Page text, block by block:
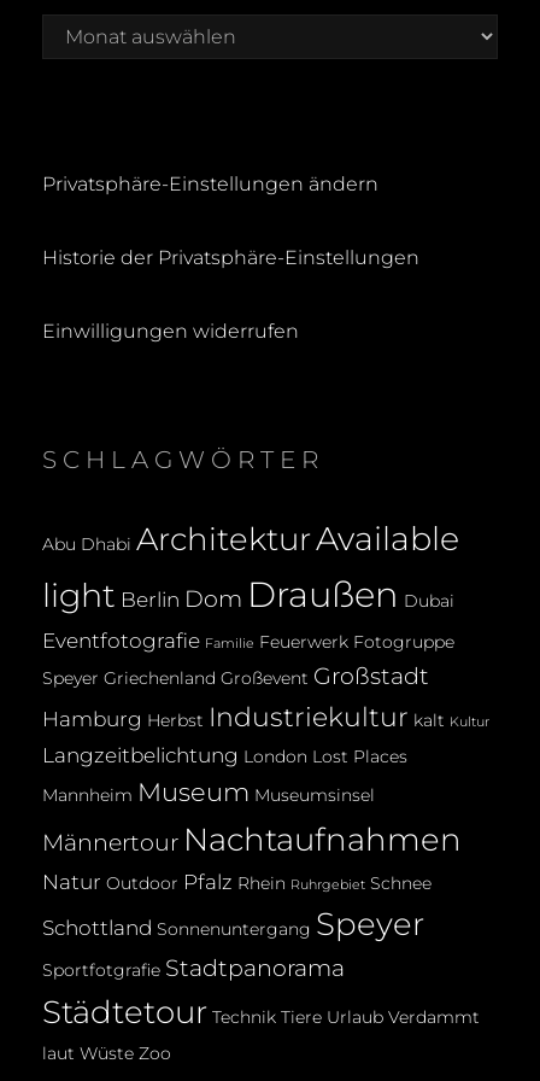
Archiv
Privatsphäre-Einstellungen ändern
Historie der Privatsphäre-Einstellungen
Einwilligungen widerrufen
SCHLAGWÖRTER
Abu Dhabi ArchitekturAvailable
light Berlin Dom Draußen Dubai
Eventfotografie Familie Feuerwerk Fotogruppe
Speyer Griechenland Großevent Großstadt
Hamburg Herbst Industriekultur kalt Kultur
Langzeitbelichtung London Lost Places
Mannheim Museum Museumsinsel
Männertour Nachtaufnahmen
Natur Outdoor Pfalz Rhein Ruhrgebiet Schnee
Schottland Sonnenuntergang Speyer
Sportfotgrafie Stadtpanorama
Städtetour Technik Tiere Urlaub Verdammt
laut Wüste Zoo